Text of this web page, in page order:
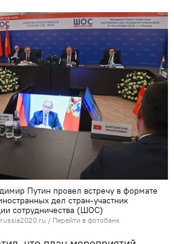
Путин провел встречу в формате
дел стран-участник
сотрудничества (ШОС)
/ Перейти в фотобанк